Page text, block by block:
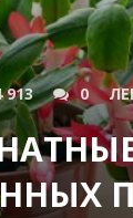
913 0